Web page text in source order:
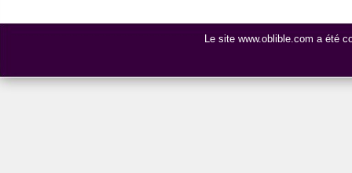
Le site www.oblible.com a été